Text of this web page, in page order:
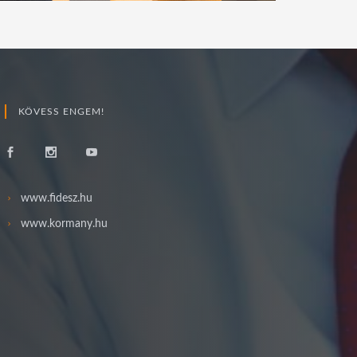
KÖVESS ENGEM!
www.fidesz.hu
www.kormany.hu